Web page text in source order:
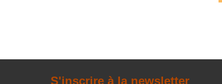
S'inscrire à la newsletter